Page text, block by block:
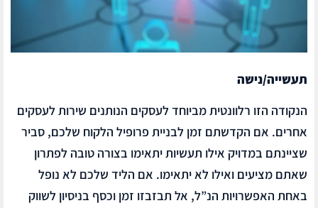
תעשייה/נישה
הנקודה הזו רלוונטית מביוחד לעסקים הנותנים שירות לעסקים
אחרים. אם הקדשתם זמן לבניית פרופיל הלקוח שלכם, סביר
שציינתם במדויק אילו תעשיות יתאימו בצורה טובה לפתרון
שאתם מציעים ואילו לא יתאימו. אם הליד שלכם לא נופל
באחת האפשרויות הנ”ל, אל תבזבזו זמן וכסף בניסיון לשווק